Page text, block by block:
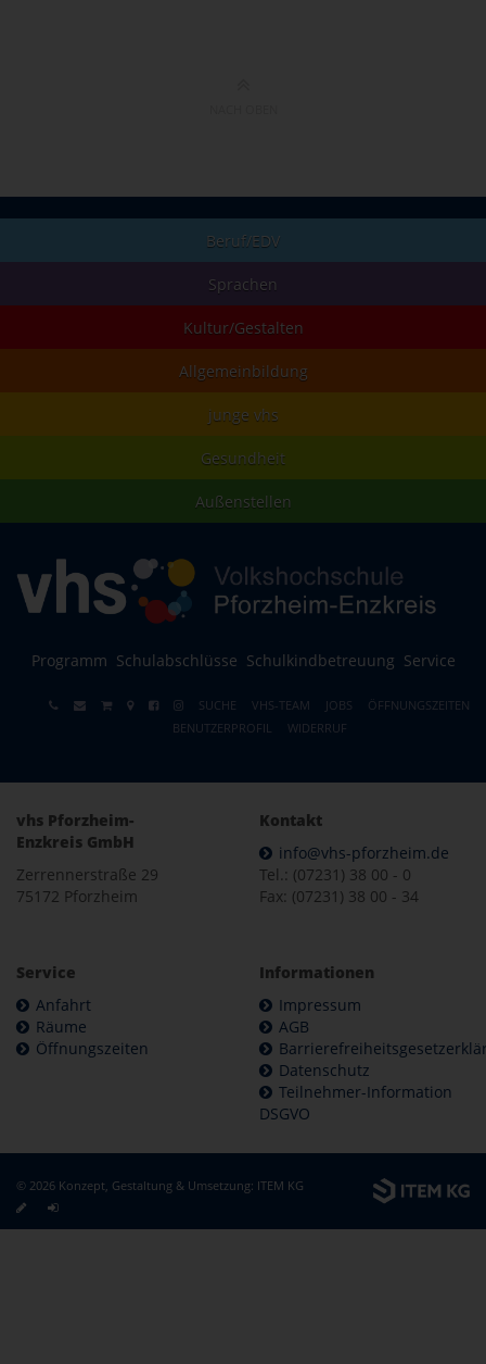
Beruf/EDV
Sprachen
Kultur/Gestalten
Allgemeinbildung
junge vhs
Gesundheit
Außenstellen
Programm Schulabschlüsse Schulkindbetreuung Service
SUCHE VHS-TEAM JOBS
ÖFFNUNGSZEITEN
BENUTZERPROFIL
WIDERRUF
vhs Pforzheim-
Enzkreis GmbH
Zerrennerstraße 29
75172 Pforzheim
Kontakt
info@vhs-pforzheim.de
Tel.: (07231) 38 00 - 0
Fax: (07231) 38 00 - 34
Service
Anfahrt
Räume
Öffnungszeiten
Informationen
Impressum
AGB
Datenschutz
Teilnehmer-Information
DSGVO
© 2026 Konzept, Gestaltung & Umsetzung: ITEM KG